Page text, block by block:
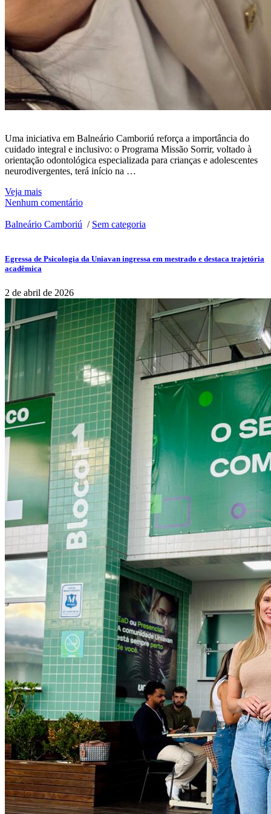
Uma iniciativa em Balneário Camboriú reforça a importância do
cuidado integral e inclusivo: o Programa Missão Sorrir, voltado à
orientação odontológica especializada para crianças e adolescentes
neurodivergentes, terá início na …
Veja mais
Nenhum comentário
Balneário Camboriú / Sem categoria
Egressa de Psicologia da Uniavan ingressa em mestrado e destaca trajetória
acadêmica
2 de abril de 2026